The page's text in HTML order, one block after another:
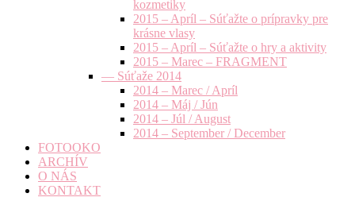
kozmetiky
2015 – Apríl – Súťažte o prípravky pre
krásne vlasy
2015 – Apríl – Súťažte o hry a aktivity
2015 – Marec – FRAGMENT
— Súťaže 2014
2014 – Marec / Apríl
2014 – Máj / Jún
2014 – Júl / August
2014 – September / December
FOTOOKO
ARCHÍV
O NÁS
KONTAKT